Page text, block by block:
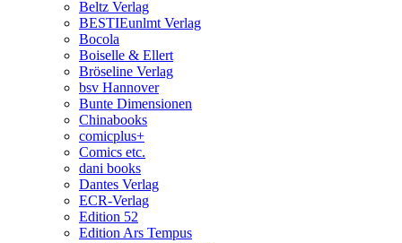
Beltz Verlag
BESTIEunlmt Verlag
Bocola
Boiselle & Ellert
Bröseline Verlag
bsv Hannover
Bunte Dimensionen
Chinabooks
comicplus+
Comics etc.
dani books
Dantes Verlag
ECR-Verlag
Edition 52
Edition Ars Tempus